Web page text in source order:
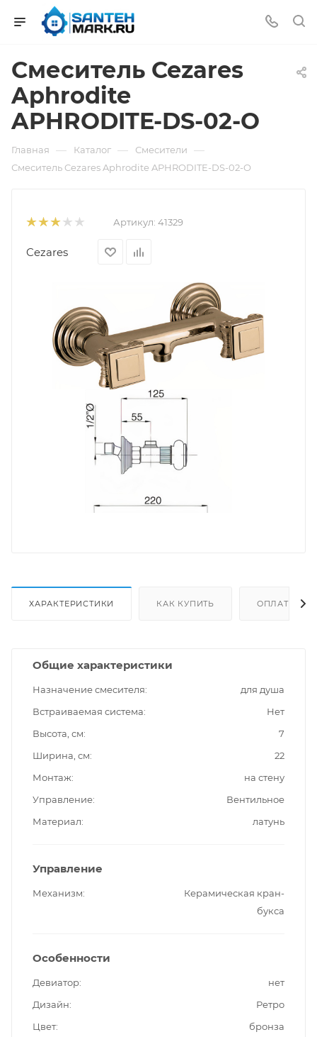
Смеситель Cezares
Aphrodite
APHRODITE-DS-02-O
Главная — Каталог — Смесители —
Смеситель Cezares Aphrodite APHRODITE-DS-02-O
Артикул: 41329
Cezares
ХАРАКТЕРИСТИКИ КАК КУПИТЬ ОПЛАТА
Общие характеристики
Назначение смесителя
для душа
Встраиваемая система
Нет
Высота, см
7
Ширина, см
22
Монтаж
на стену
Управление
Вентильное
Материал
латунь
Управление
Механизм
Керамическая кран-
букса
Особенности
Девиатор
нет
Дизайн
Ретро
Цвет
бронза